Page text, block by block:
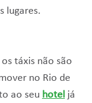
lugares.
táxis não são
no Rio de
ao seu hoteljá